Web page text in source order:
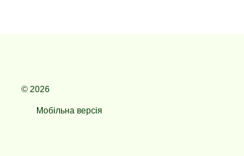
© 2026
Мобільна версія